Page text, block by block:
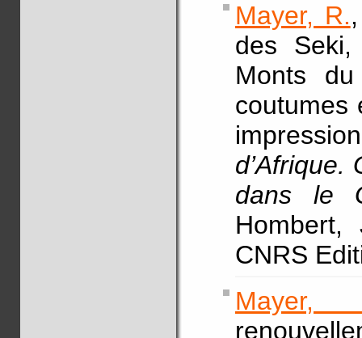
Mayer, R.
des
Monts
coutumes
d’Afrique.
dans le
CNRS
Mayer,